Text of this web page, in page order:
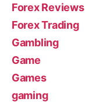
Forex Reviews
Forex Trading
Gambling
Game
Games
gaming